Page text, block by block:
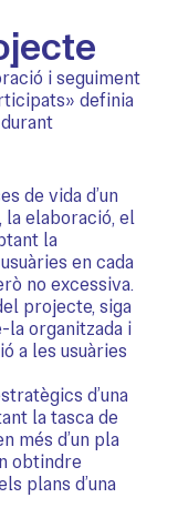
i seguiment
definia
de vida d’un
elaboració, el
la
en cada
no excessiva.
projecte, siga
la organitzada i
a les usuàries
d’una
la tasca de
més d’un pla
obtindre
plans d’una